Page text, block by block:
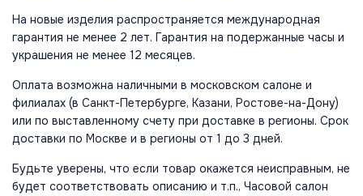
На новые изделия распространяется международная
гарантия не менее 2 лет. Гарантия на подержанные часы и
украшения не менее 12 месяцев.
Оплата возможна наличными в московском салоне и
филиалах (в Санкт-Петербурге, Казани, Ростове-на-Дону)
или по выставленному счету при доставке в регионы. Срок
доставки по Москве и в регионы от 1 до 3 дней.
Будьте уверены, что если товар окажется неисправным, не
будет соответствовать описанию и т.п., Часовой салон